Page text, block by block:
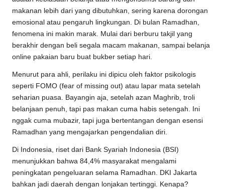
makanan lebih dari yang dibutuhkan, sering karena dorongan
emosional atau pengaruh lingkungan. Di bulan Ramadhan,
fenomena ini makin marak. Mulai dari berburu takjil yang
berakhir dengan beli segala macam makanan, sampai belanja
online pakaian baru buat bukber setiap hari.
Menurut para ahli, perilaku ini dipicu oleh faktor psikologis
seperti FOMO (fear of missing out) atau lapar mata setelah
seharian puasa. Bayangin aja, setelah azan Maghrib, troli
belanjaan penuh, tapi pas makan cuma habis setengah. Ini
nggak cuma mubazir, tapi juga bertentangan dengan esensi
Ramadhan yang mengajarkan pengendalian diri.
Di Indonesia, riset dari Bank Syariah Indonesia (BSI)
menunjukkan bahwa 84,4% masyarakat mengalami
peningkatan pengeluaran selama Ramadhan. DKI Jakarta
bahkan jadi daerah dengan lonjakan tertinggi. Kenapa?